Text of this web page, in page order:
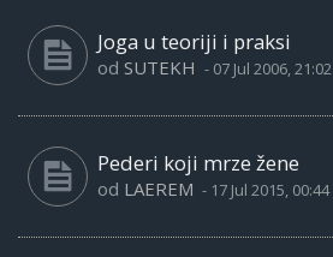
Joga u teoriji i praksi
od SUTEKH - 07 Jul 2006, 21:02
Pederi koji mrze žene
od LAEREM - 17 Jul 2015, 00:44